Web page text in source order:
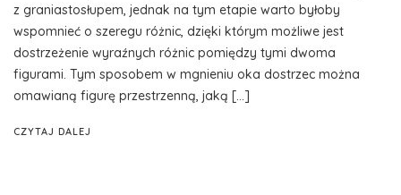
z graniastosłupem, jednak na tym etapie warto byłoby
wspomnieć o szeregu różnic, dzięki którym możliwe jest
dostrzeżenie wyraźnych różnic pomiędzy tymi dwoma
figurami. Tym sposobem w mgnieniu oka dostrzec można
omawianą figurę przestrzenną, jaką […]
CZYTAJ DALEJ